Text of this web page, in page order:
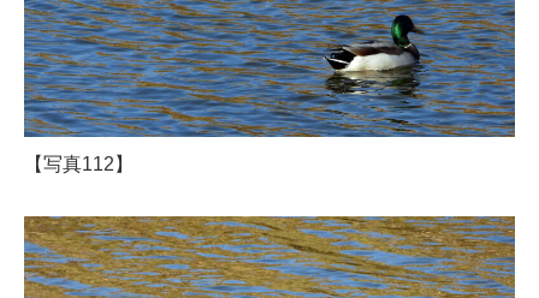
【写真112】